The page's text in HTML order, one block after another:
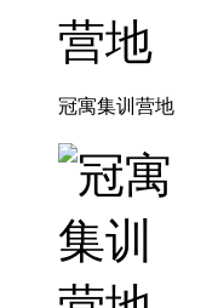
冠寓集训营地